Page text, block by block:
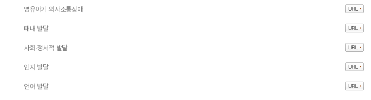
영유아기 의사소통장애
태내 발달
사회∙정서적 발달
인지 발달
언어 발달